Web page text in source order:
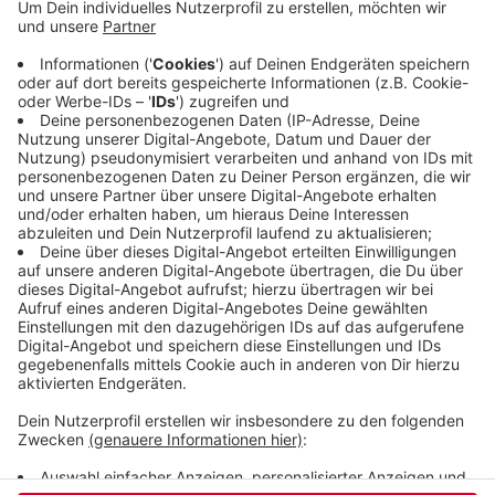
da auch beflügelt von den Umfrageergebnissen,
die besser werden.“ Ahlmann sieht auch eine gute
Mischung bei den Kandidierenden für den
Bundestag: Für Ronsdorf und Cronenberg tritt der
erfahrene Jürgen Hardt an, für den großen
Wahlkreis Wuppertal I die junge Fraktionschefin
Caroline Lünenschloss.
Veröffentlicht:Donnerstag, 24.06.2021 09:50
Anzeige
Anzeige